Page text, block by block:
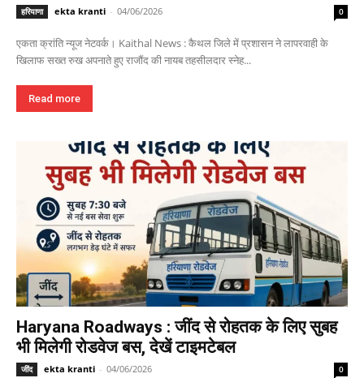
हरियाणा ekta kranti - 04/06/2026 0
एकता क्रांति न्यूज नेटवर्क। Kaithal News : कैथल जिले में प्रशासन ने लापरवाही के
खिलाफ सख्त रुख अपनाते हुए राजौंद की नायब तहसीलदार स्नेह...
Read more
Haryana Roadways : जींद से रोहतक के लिए सुबह
भी मिलेगी रोडवेज बस, देखें टाइमटेबल
जींद ekta kranti - 04/06/2026 0